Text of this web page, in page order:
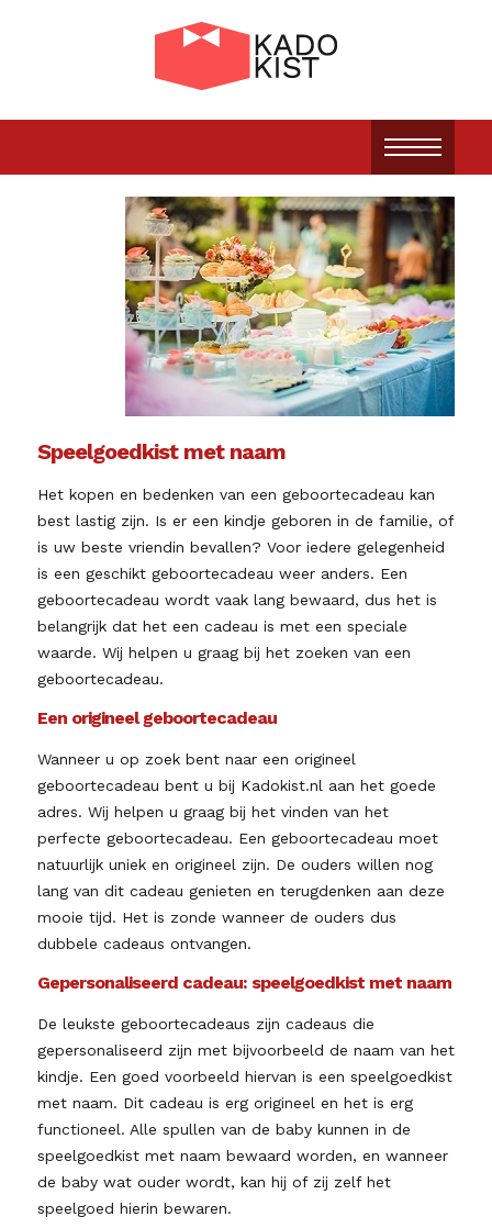
Speelgoedkist met naam
Het kopen en bedenken van een geboortecadeau kan
best lastig zijn. Is er een kindje geboren in de familie, of
is uw beste vriendin bevallen? Voor iedere gelegenheid
is een geschikt geboortecadeau weer anders. Een
geboortecadeau wordt vaak lang bewaard, dus het is
belangrijk dat het een cadeau is met een speciale
waarde. Wij helpen u graag bij het zoeken van een
geboortecadeau.
Een origineel geboortecadeau
Wanneer u op zoek bent naar een origineel
geboortecadeau bent u bij Kadokist.nl aan het goede
adres. Wij helpen u graag bij het vinden van het
perfecte geboortecadeau. Een geboortecadeau moet
natuurlijk uniek en origineel zijn. De ouders willen nog
lang van dit cadeau genieten en terugdenken aan deze
mooie tijd. Het is zonde wanneer de ouders dus
dubbele cadeaus ontvangen.
Gepersonaliseerd cadeau: speelgoedkist met naam
De leukste geboortecadeaus zijn cadeaus die
gepersonaliseerd zijn met bijvoorbeeld de naam van het
kindje. Een goed voorbeeld hiervan is een speelgoedkist
met naam. Dit cadeau is erg origineel en het is erg
functioneel. Alle spullen van de baby kunnen in de
speelgoedkist met naam bewaard worden, en wanneer
de baby wat ouder wordt, kan hij of zij zelf het
speelgoed hierin bewaren.